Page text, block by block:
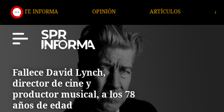
INFORMA ARTÍCULOS ARTE /
Fallece David Lynch,
director de cine y
productor musical, a los 78
años de edad